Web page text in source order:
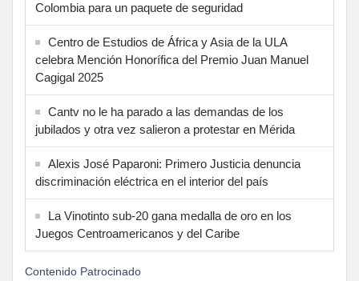
Colombia para un paquete de seguridad
Centro de Estudios de África y Asia de la ULA
celebra Mención Honorífica del Premio Juan Manuel
Cagigal 2025
Cantv no le ha parado a las demandas de los
jubilados y otra vez salieron a protestar en Mérida
Alexis José Paparoni: Primero Justicia denuncia
discriminación eléctrica en el interior del país
La Vinotinto sub-20 gana medalla de oro en los
Juegos Centroamericanos y del Caribe
Contenido Patrocinado